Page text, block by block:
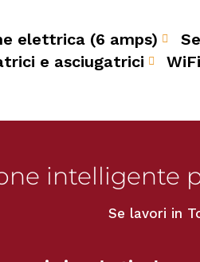
elettrica (6 amps)
e asciugatrici
intelligente
Se lavori in